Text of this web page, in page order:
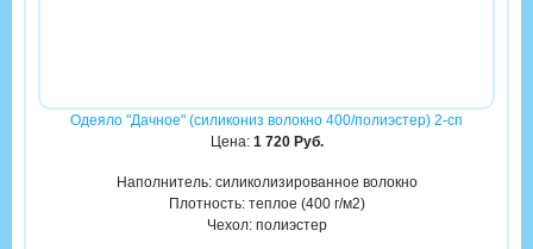
Одеяло "Дачное" (силикониз волокно 400/полиэстер) 2-сп
Цена: 1 720 Руб.
Наполнитель: силиколизированное волокно
Плотность: теплое (400 г/м2)
Чехол: полиэстер